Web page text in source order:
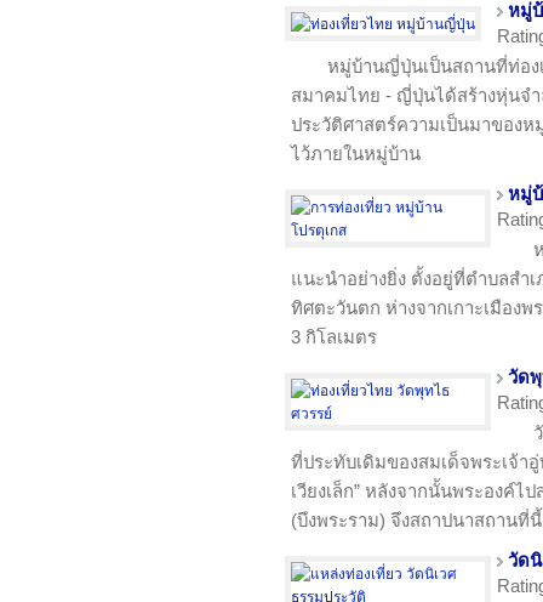
หมู่
หมู่บ้านญี่ปุ่นเป็นสถานที่ท่อ
สมาคมไทย - ญี่ปุ่นได้สร้างหุ่นจ
ประวัติศาสตร์ความเป็นมาของ
ไว้ภายในหมู่บ้าน
หมู่
แนะนำอย่างยิ่ง ตั้งอยู่ที่ตำบลสำ
ทิศตะวันตก ห่างจากเกาะเมือง
3 กิโลเมตร
วัด
ที่ประทับเดิมของสมเด็จพระเจ้า
เวียงเล็ก” หลังจากนั้นพระองค์ไ
(บึงพระราม) จึงสถาปนาสถานที่
วัดนิ